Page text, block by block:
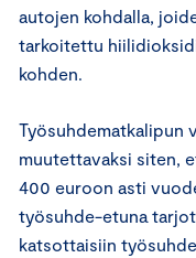
autojen kohdalla,
tarkoitettu
kohden.
Työsuhdematkalipun
muutettavaksi siten,
400 euroon asti
työsuhde-etuna
katsottaisiin